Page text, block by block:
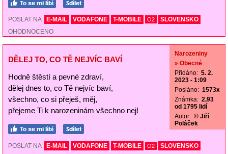
POSLAT NA E-MAIL VODAFONE T-MOBILE O2
SLOVENSKO
OHODNOCENO
DĚLEJ TO, CO TĚ NEJVÍC BAVÍ
Hodně štěstí a pevné zdraví,
dělej dnes to, co Tě nejvíc baví,
všechno, co si přeješ, měj,
přejeme Ti k narozeninám všechno nej!
Narozeniny
» Obecné
Přidáno: 5. 2.
2023 - 1:09
Posláno: 1573x
Známka: 2,93
od 1795 lidí
Autor: © Jiří
Poláček
POSLAT NA E-MAIL VODAFONE T-MOBILE O2
SLOVENSKO